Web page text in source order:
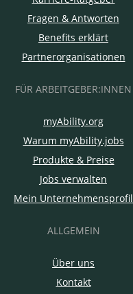
Fragen & Antworten
Benefits erklärt
Partnerorganisationen
FÜR ARBEITGEBER:INNEN
myAbility.org
Warum myAbility.jobs
Produkte & Preise
Jobs verwalten
Mein Unternehmensprofil
ALLGEMEIN
Über uns
Kontakt